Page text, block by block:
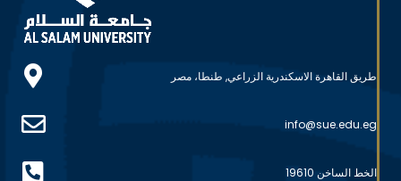
طريق القاهرة الاسكندرية الزراعي, طنطا، مصر
info@sue.edu.eg
الخط الساخن 19610